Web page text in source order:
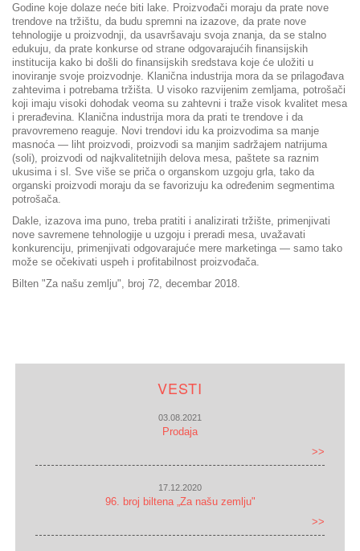
Godine koje dolaze neće biti lake. Proizvođači moraju da prate nove
trendove na tržištu, da budu spremni na izazove, da prate nove
tehnologije u proizvodnji, da usavršavaju svoja znanja, da se stalno
edukuju, da prate konkurse od strane odgovarajućih finansijskih
institucija kako bi došli do finansijskih sredstava koje će uložiti u
inoviranje svoje proizvodnje. Klanična industrija mora da se prilagođava
zahtevima i potrebama tržišta. U visoko razvijenim zemljama, potrošači
koji imaju visoki dohodak veoma su zahtevni i traže visok kvalitet mesa
i prerađevina. Klanična industrija mora da prati te trendove i da
pravovremeno reaguje. Novi trendovi idu ka proizvodima sa manje
masnoća — liht proizvodi, proizvodi sa manjim sadržajem natrijuma
(soli), proizvodi od najkvalitetnijih delova mesa, paštete sa raznim
ukusima i sl. Sve više se priča o organskom uzgoju grla, tako da
organski proizvodi moraju da se favorizuju ka određenim segmentima
potrošača.
Dakle, izazova ima puno, treba pratiti i analizirati tržište, primenjivati
nove savremene tehnologije u uzgoju i preradi mesa, uvažavati
konkurenciju, primenjivati odgovarajuće mere marketinga — samo tako
može se očekivati uspeh i profitabilnost proizvođača.
Bilten "Za našu zemlju", broj 72, decembar 2018.
VESTI
03.08.2021
Prodaja
>>
17.12.2020
96. broj biltena „Za našu zemlju"
>>